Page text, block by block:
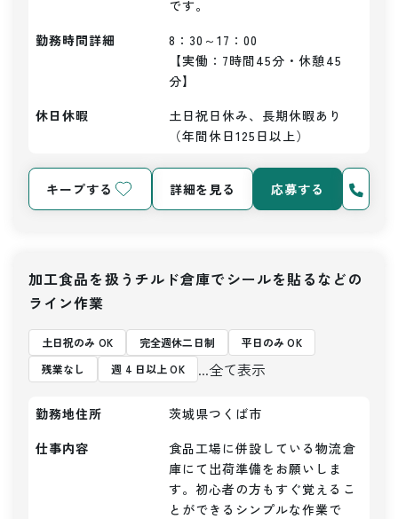
勤務時間詳細
8：30～17：00
【実働：7時間45分・休憩45
分】
休日休暇
土日祝日休み、長期休暇あり
（年間休日125日以上）
キープする 詳細を見る 応募する
加工食品を扱うチルド倉庫でシールを貼るなどの
ライン作業
土日祝のみ OK 完全週休二日制
平日のみ OK
残業なし
週 4 日以上 OK ...全て表示
勤務地住所
茨城県つくば市
仕事内容
食品工場に併設している物流倉
庫にて出荷準備をお願いしま
す。初心者の方もすぐ覚えるこ
とができるシンプルな作業で